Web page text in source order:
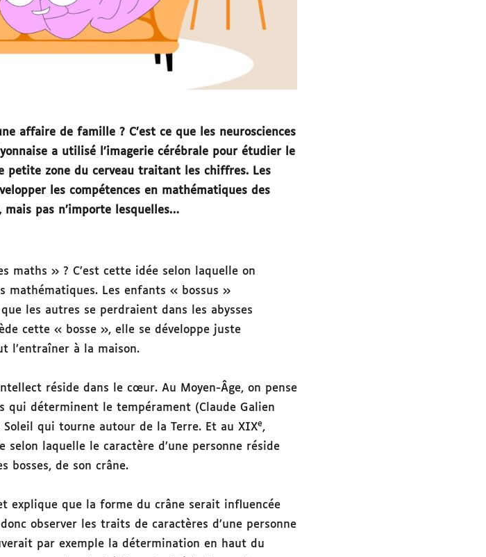
affaire de famille ? C’est ce que les neurosciences
a utilisé l’imagerie cérébrale pour étudier le
petite zone du cerveau traitant les chiffres. Les
les compétences en mathématiques des
pas n’importe lesquelles…
maths » ? C’est cette idée selon laquelle on
mathématiques. Les enfants « bossus »
les autres se perdraient dans les abysses
cette « bosse », elle se développe juste
l’entraîner à la maison.
réside dans le cœur. Au Moyen-Âge, on pense
qui déterminent le tempérament (Claude Galien
qui tourne autour de la Terre. Et au XIXe,
selon laquelle le caractère d’une personne réside
bosses, de son crâne.
explique que la forme du crâne serait influencée
observer les traits de caractères d’une personne
par exemple la détermination en haut du